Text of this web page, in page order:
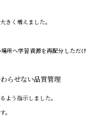
きく増えました。
所へ学習資源を再配分しただけ
らせない品質管理
よう指示しました。
。